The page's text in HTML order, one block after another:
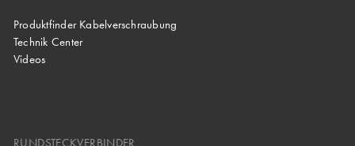
Produktfinder Kabelverschraubung
Technik Center
Videos
RUNDSTECKVERBINDER